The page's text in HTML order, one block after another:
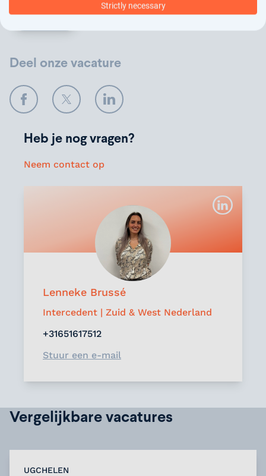
Verstuur
Deel onze vacature
FacebookTwitter LinkedIn
Heb je nog vragen?
Neem contact op
Lenneke Brussé
Intercedent | Zuid & West Nederland
+31651617512
Stuur een e-mail
Vergelijkbare vacatures
UGCHELEN
Strictly necessary